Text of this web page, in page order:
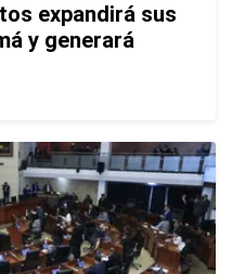
expandirá sus
y generará